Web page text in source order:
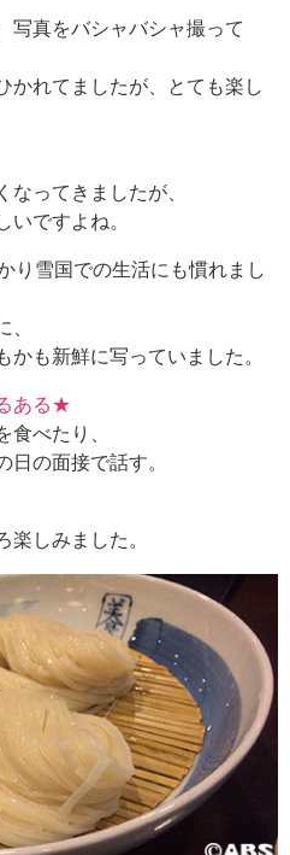
写真をバシャバシャ撮って
かれてましたが、とても楽し
ってきましたが、
ですよね。
り雪国での生活にも慣れまし
も新鮮に写っていました。
ある★
べたり、
の面接で話す。
しみました。